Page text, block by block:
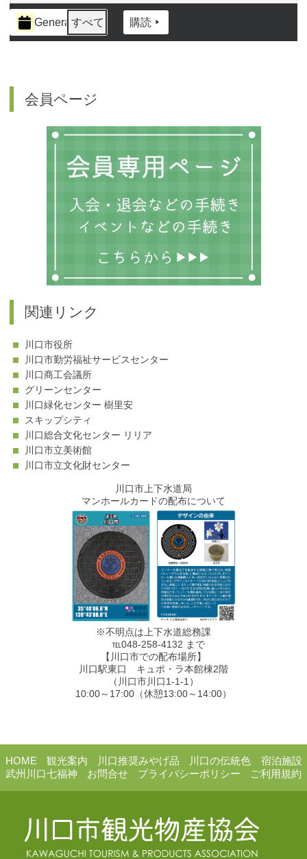
イ
ベ
Generalすべて 購読
会員ページ
関連リンク
川口市役所
川口市勤労福祉サービスセンター
川口商工会議所
グリーンセンター
川口緑化センター 樹里安
スキップシティ
川口総合文化センター リリア
川口市立美術館
川口市立文化財センター
川口市上下水道局
マンホールカードの配布について
※不明点は上下水道総務課
℡048-258-4132 まで
【川口市での配布場所】
川口駅東口 キュポ・ラ本館棟2階
（川口市川口1-1-1）
10:00～17:00（休憩13:00～14:00）
HOME 観光案内 川口推奨みやげ品 川口の伝統色
宿泊施設
武州川口七福神
お問合せ プライバシーポリシー ご利用規約